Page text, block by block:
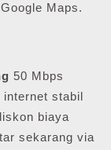
Maps.
50 Mbps
internet stabil
biaya
sekarang via